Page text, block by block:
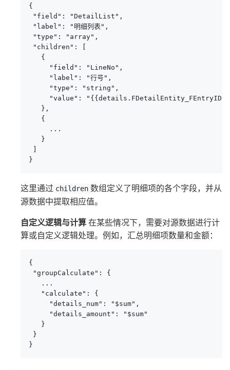
{
"field": "DetailList",
"label": "明细列表",
"type": "array",
"children": [
   {
     "field": "LineNo",
     "label": "行号",
     "type": "string",
"value":
   },
   {
     ...
   }
]
}
这里通过 children 数组定义了明细项的各个字段，并从
源数据中提取相应值。
自定义逻辑与计算在某些情况下，需要对源数据进行计
算或自定义逻辑处理。例如，汇总明细项数量和金额：
{
"groupCalculate": {
   ...
   "calculate": {
     "details_num": "$sum",
     "details_amount": "$sum"
   }
}
}